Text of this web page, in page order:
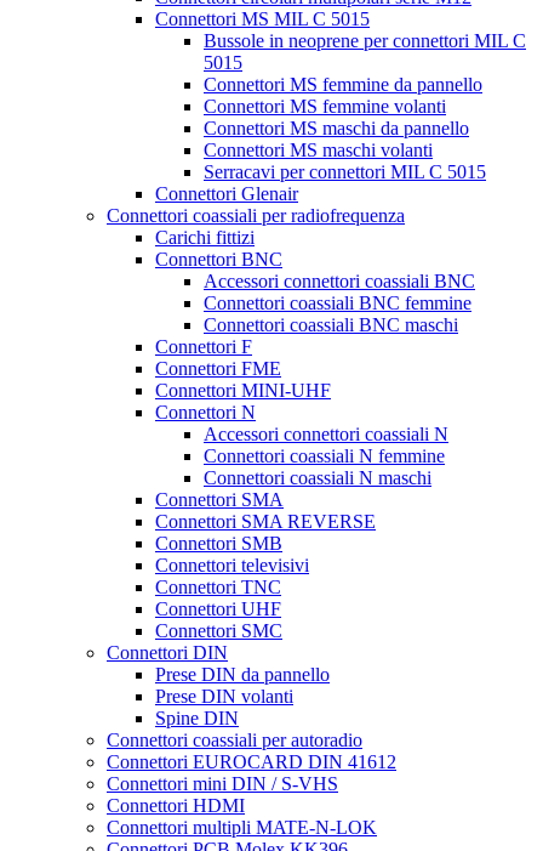
Connettori MS MIL C 5015
Bussole in neoprene per connettori MIL C
5015
Connettori MS femmine da pannello
Connettori MS femmine volanti
Connettori MS maschi da pannello
Connettori MS maschi volanti
Serracavi per connettori MIL C 5015
Connettori Glenair
Connettori coassiali per radiofrequenza
Carichi fittizi
Connettori BNC
Accessori connettori coassiali BNC
Connettori coassiali BNC femmine
Connettori coassiali BNC maschi
Connettori F
Connettori FME
Connettori MINI-UHF
Connettori N
Accessori connettori coassiali N
Connettori coassiali N femmine
Connettori coassiali N maschi
Connettori SMA
Connettori SMA REVERSE
Connettori SMB
Connettori televisivi
Connettori TNC
Connettori UHF
Connettori SMC
Connettori DIN
Prese DIN da pannello
Prese DIN volanti
Spine DIN
Connettori coassiali per autoradio
Connettori EUROCARD DIN 41612
Connettori mini DIN / S-VHS
Connettori HDMI
Connettori multipli MATE-N-LOK